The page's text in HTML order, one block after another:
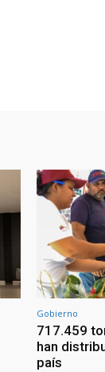
Gobierno
717.459
han
país